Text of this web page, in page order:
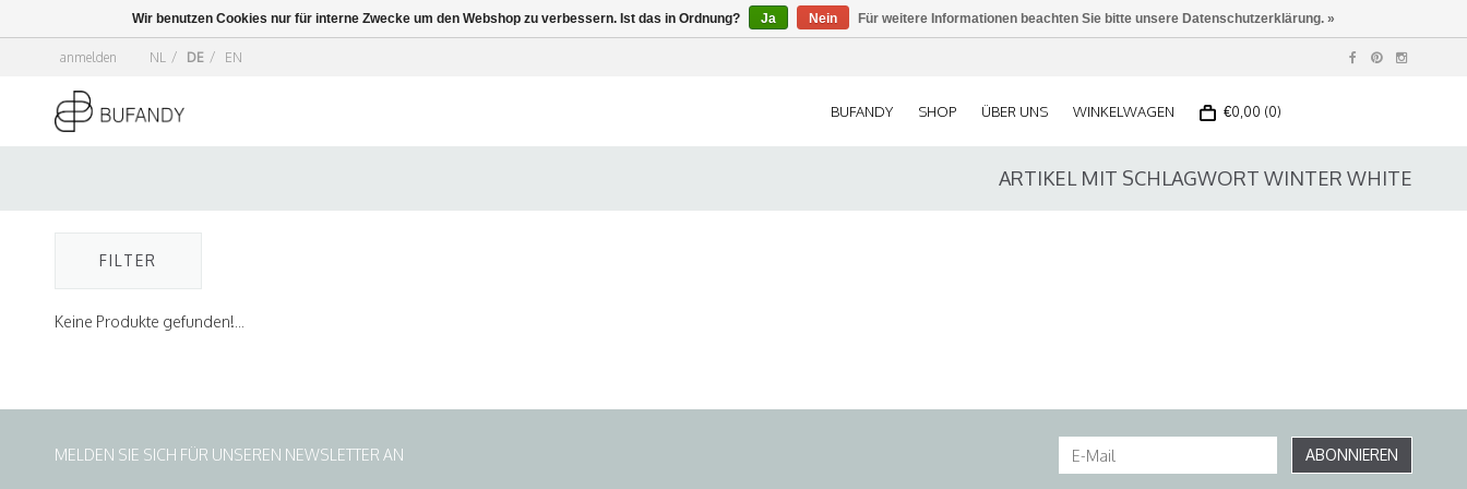
anmelden NL / DE / EN
BUFANDY SHOP ÜBER UNS WINKELWAGEN €0,00 (0)
ARTIKEL MIT SCHLAGWORT WINTER WHITE
FILTER
Keine Produkte gefunden!...
MELDEN SIE SICH FÜR UNSEREN NEWSLETTER AN ABONNIEREN
Wir benutzen Cookies nur für interne Zwecke um den Webshop zu verbessern. Ist das in Ordnung? Ja Nein Für weitere Informationen beachten Sie bitte unsere Datenschutzerklärung. »